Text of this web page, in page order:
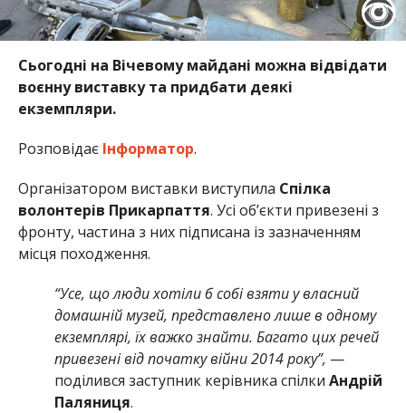
Сьогодні на Вічевому майдані можна відвідати
воєнну виставку та придбати деякі
екземпляри.
Розповідає Інформатор.
Організатором виставки виступила Спілка
волонтерів Прикарпаття. Усі об’єкти привезені з
фронту, частина з них підписана із зазначенням
місця походження.
“Усе, що люди хотіли б собі взяти у власний
домашній музей, представлено лише в одному
екземплярі, їх важко знайти. Багато цих речей
привезені від початку війни 2014 року”, —
поділився заступник керівника спілки Андрій
Паляниця.